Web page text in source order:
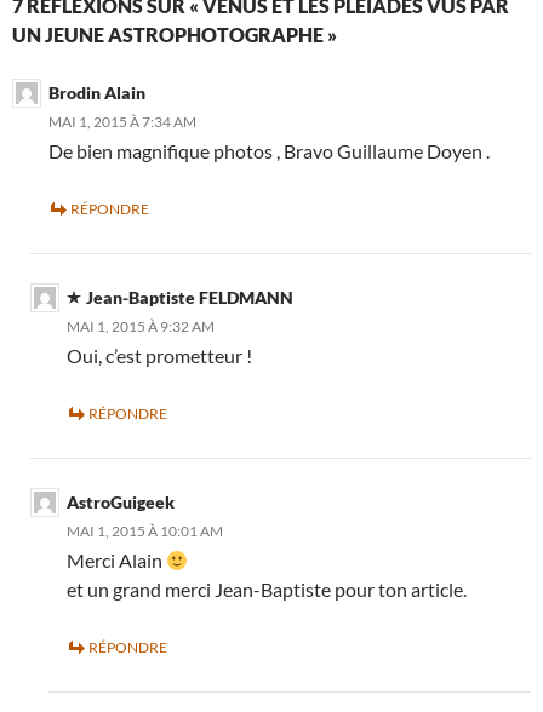
7 RÉFLEXIONS SUR « VÉNUS ET LES PLÉIADES VUS PAR
UN JEUNE ASTROPHOTOGRAPHE »
Brodin Alain
MAI 1, 2015 À 7:34 AM
De bien magnifique photos , Bravo Guillaume Doyen .
RÉPONDRE
Jean-Baptiste FELDMANN
MAI 1, 2015 À 9:32 AM
Oui, c’est prometteur !
RÉPONDRE
AstroGuigeek
MAI 1, 2015 À 10:01 AM
Merci Alain
et un grand merci Jean-Baptiste pour ton article.
RÉPONDRE